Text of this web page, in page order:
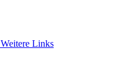
Weitere Links